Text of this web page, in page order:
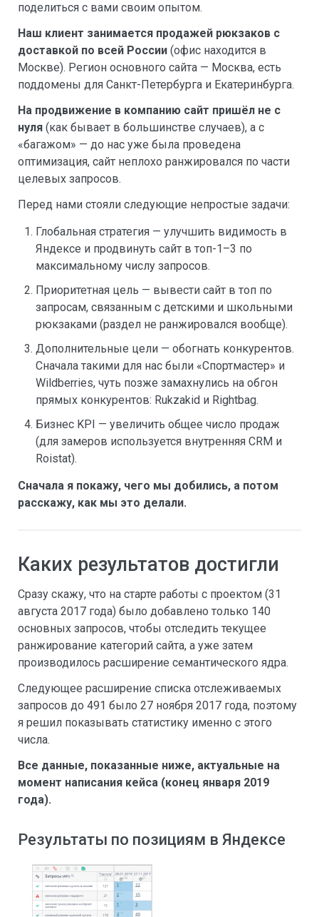
поделиться с вами своим опытом.
Наш клиент занимается продажей рюкзаков с
доставкой по всей России (офис находится в
Москве). Регион основного сайта — Москва, есть
поддомены для Санкт-Петербурга и Екатеринбурга.
На продвижение в компанию сайт пришёл не с
нуля (как бывает в большинстве случаев), а с
«багажом» — до нас уже была проведена
оптимизация, сайт неплохо ранжировался по части
целевых запросов.
Перед нами стояли следующие непростые задачи:
Глобальная стратегия — улучшить видимость в
Яндексе и продвинуть сайт в топ-1–3 по
максимальному числу запросов.
Приоритетная цель — вывести сайт в топ по
запросам, связанным с детскими и школьными
рюкзаками (раздел не ранжировался вообще).
Дополнительные цели — обогнать конкурентов.
Сначала такими для нас были «Спортмастер» и
Wildberries, чуть позже замахнулись на обгон
прямых конкурентов: Rukzakid и Rightbag.
Бизнес KPI — увеличить общее число продаж
(для замеров используется внутренняя CRM и
Roistat).
Сначала я покажу, чего мы добились, а потом
расскажу, как мы это делали.
Каких результатов достигли
Сразу скажу, что на старте работы с проектом (31
августа 2017 года) было добавлено только 140
основных запросов, чтобы отследить текущее
ранжирование категорий сайта, а уже затем
производилось расширение семантического ядра.
Следующее расширение списка отслеживаемых
запросов до 491 было 27 ноября 2017 года, поэтому
я решил показывать статистику именно с этого
числа.
Все данные, показанные ниже, актуальные на
момент написания кейса (конец января 2019
года).
Результаты по позициям в Яндексе